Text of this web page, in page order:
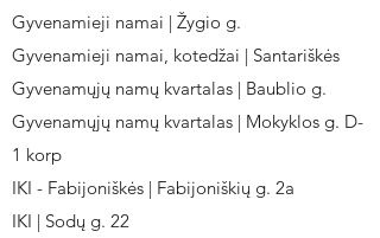
Gyvenamieji namai | Žygio g.
Gyvenamieji namai, kotedžai | Santariškės
Gyvenamųjų namų kvartalas | Baublio g.
Gyvenamųjų namų kvartalas | Mokyklos g. D-
1 korp
IKI - Fabijoniškės | Fabijoniškių g. 2a
IKI | Sodų g. 22